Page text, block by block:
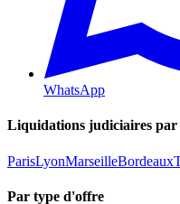
WhatsApp
Liquidations judiciaires par
ParisLyonMarseilleBordeaux
Par type d'offre